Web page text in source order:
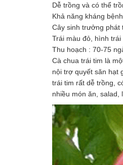
Dễ trồng và có thể
Khả năng kháng
Cây sinh trưởng phát
Trái màu đỏ, hình
Thu hoạch : 70-75
Cà chua trái tim là
nội trợ quyết săn hạt
trái tim rất dễ trồng,
nhiều món ăn, salad,